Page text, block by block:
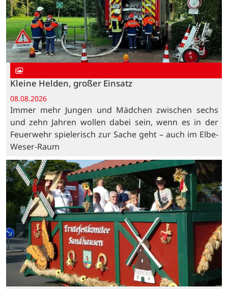
Kleine Helden, großer Einsatz
08.08.2026
Immer mehr Jungen und Mädchen zwischen sechs
und zehn Jahren wollen dabei sein, wenn es in der
Feuerwehr spielerisch zur Sache geht – auch im Elbe-
Weser-Raum